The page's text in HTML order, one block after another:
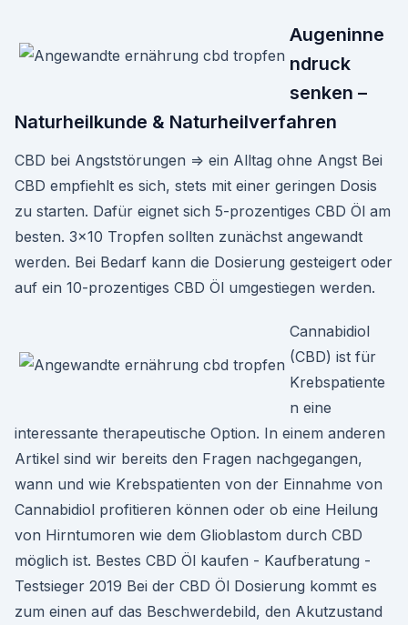
Augeninne
ndruck
senken –
Naturheilkunde & Naturheilverfahren
CBD bei Angststörungen ⇒ ein Alltag ohne Angst Bei
CBD empfiehlt es sich, stets mit einer geringen Dosis
zu starten. Dafür eignet sich 5-prozentiges CBD Öl am
besten. 3×10 Tropfen sollten zunächst angewandt
werden. Bei Bedarf kann die Dosierung gesteigert oder
auf ein 10-prozentiges CBD Öl umgestiegen werden.
Cannabidiol
(CBD) ist für
Krebspatiente
n eine
interessante therapeutische Option. In einem anderen
Artikel sind wir bereits den Fragen nachgegangen,
wann und wie Krebspatienten von der Einnahme von
Cannabidiol profitieren können oder ob eine Heilung
von Hirntumoren wie dem Glioblastom durch CBD
möglich ist. Bestes CBD Öl kaufen - Kaufberatung -
Testsieger 2019 Bei der CBD Öl Dosierung kommt es
zum einen auf das Beschwerdebild, den Akutzustand